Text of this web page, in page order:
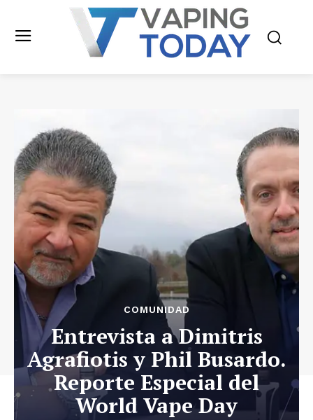
COMUNIDAD
Entrevista a Dimitris
Agrafiotis y Phil Busardo.
Reporte Especial del
World Vape Day